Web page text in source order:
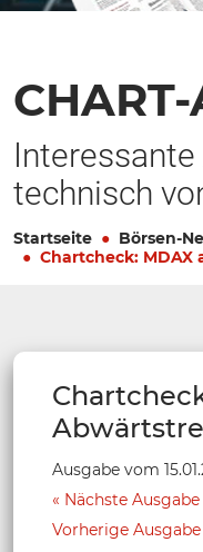
technisch
Startseite Börsen-
Chartcheck:
Ausgabe vom
Nächste Ausgabe
Vorherige Ausgabe